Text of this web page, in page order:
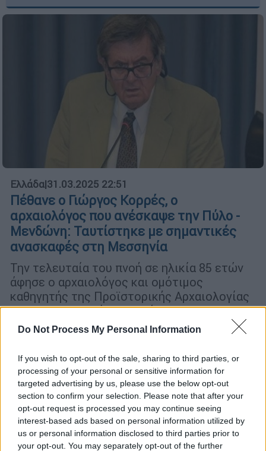
Do Not Process My Personal Information
If you wish to opt-out of the sale, sharing to third parties, or
processing of your personal or sensitive information for
targeted advertising by us, please use the below opt-out
section to confirm your selection. Please note that after your
opt-out request is processed you may continue seeing
interest-based ads based on personal information utilized by
us or personal information disclosed to third parties prior to
your opt-out. You may separately opt-out of the further
Ελλάδα|31.03.2025 22:51
Πέθανε ο Γιώργος Κορρές, ο
αρχαιολόγος που ανέσκαψε την Πύλο -
Μενδώνη: Ταυτίστηκε με σημαντικές
ανασκαφές στη Μεσσηνία
Την τελευταία του πνοή σε ηλικία 85 ετών
άφησε ο αρχαιολόγος και ομότιμος
καθηγητής της Προϊστορικής Αρχαιολογίας
του Πανεπιστημίου Αθηνών